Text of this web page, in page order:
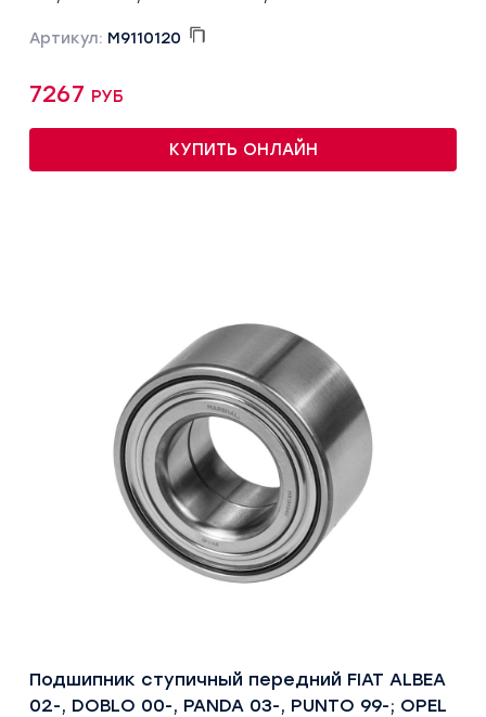
Артикул: M9110120
7267 руб
КУПИТЬ ОНЛАЙН
Подшипник ступичный передний FIAT ALBEA
02-, DOBLO 00-, PANDA 03-, PUNTO 99-; OPEL